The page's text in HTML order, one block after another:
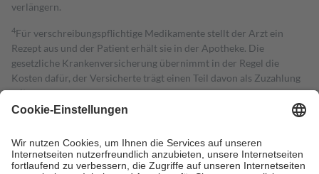
verlängern.
4Für verschreibungspflichtige Medikamente stellt der Arzt ein
Rezept aus und der Patient erhält sie in der Apotheke. Die
gesetzliche Krankenversicherung übernimmt in der Regel die
Kosten dafür, der Versicherte trägt einen Teil davon als Zuzahlung
mit.
Grundsätzlich leisten Mitglieder Zuzahlungen in Höhe von zehn
höchstens zehn Euro.
Es sind jedoch nie mehr als die tatsächlichen
Kosten der Leistung zu entrichten.
Diese Regeln gelten grundsätzlich auch für Online-Apotheken.